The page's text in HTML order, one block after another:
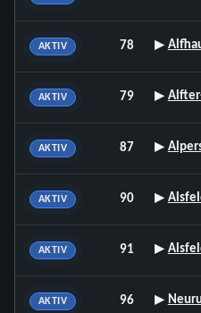
AKTIV 78 ▸
AKTIV 79 ▸
AKTIV 87 ▸
AKTIV 90 ▸
AKTIV 91 ▸
AKTIV 96 ▸